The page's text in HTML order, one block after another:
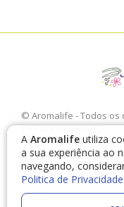
A Aromalife utiliza
a sua experiência ao
navegando,
Politica de Privacidade
© Aromalife - Todos os
03.772.376/0001-02
É proibido a sua
autorização da
Rua: Conde de Irajá, 17
010